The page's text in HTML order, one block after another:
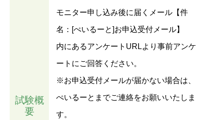
試験概
要
モニター申し込み後に届くメール【件
名：[ぺいるーと]お申込受付メール】
内にあるアンケートURLより事前アンケ
ートにご回答ください。
※お申込受付メールが届かない場合は、
ぺいるーとまでご連絡をお願いいたしま
す。